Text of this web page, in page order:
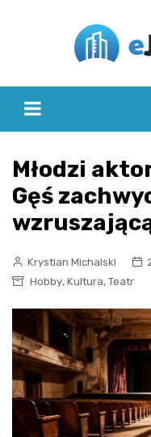
Młodzi
Gęś
Krystian Michalski
Hobby, Kultura, Teatr